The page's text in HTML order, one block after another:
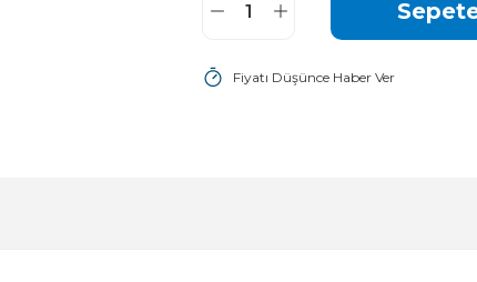
Fiyatı Düşünce Haber Ver